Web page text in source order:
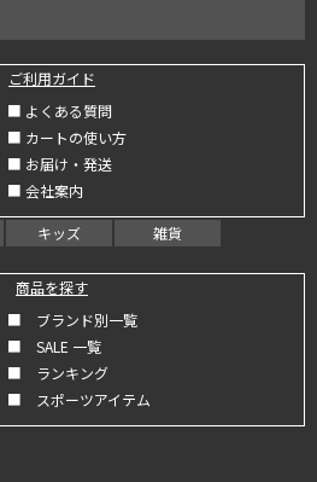
ご利用ガイド
■ よくある質問
■ カートの使い方
■ お届け・発送
■ 会社案内
キッズ 雑貨
商品を探す
■ ブランド別一覧
■ SALE 一覧
■ ランキング
■ スポーツアイテム